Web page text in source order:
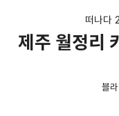
떠나다
제주 월정리
블